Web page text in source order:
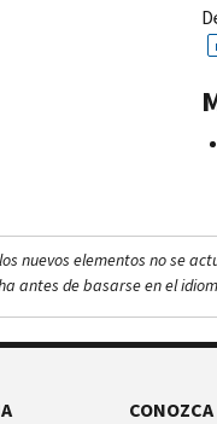
nuevos elementos no se
antes de basarse en el